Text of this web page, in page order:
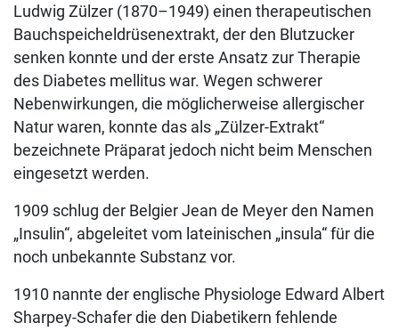
Ludwig Zülzer (1870–1949) einen therapeutischen
Bauchspeicheldrüsenextrakt, der den Blutzucker
senken konnte und der erste Ansatz zur Therapie
des Diabetes mellitus war. Wegen schwerer
Nebenwirkungen, die möglicherweise allergischer
Natur waren, konnte das als „Zülzer-Extrakt“
bezeichnete Präparat jedoch nicht beim Menschen
eingesetzt werden.
1909 schlug der Belgier Jean de Meyer den Namen
„Insulin“, abgeleitet vom lateinischen „insula“ für die
noch unbekannte Substanz vor.
1910 nannte der englische Physiologe Edward Albert
Sharpey-Schafer die den Diabetikern fehlende